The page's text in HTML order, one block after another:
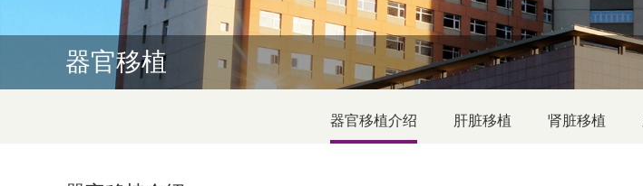
器官移植
器官移植介绍 肝脏移植 肾脏移植